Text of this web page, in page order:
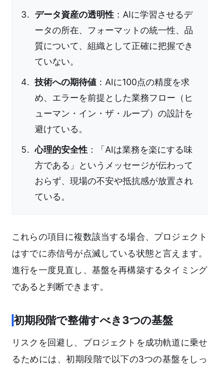
データ資産の透明性 ：AIに学習させるデ
ータの所在、フォーマットの統一性、品
質について、組織として正確に把握でき
ていない。
技術への期待値 ：AIに100点の精度を求
め、エラーを前提とした業務フロー（ヒ
ューマン・イン・ザ・ループ）の設計を
避けている。
心理的安全性 ：「AIは業務を楽にする味
方である」というメッセージが伝わって
おらず、現場の不安や抵抗感が放置され
ている。
これらの項目に複数該当する場合、プロジェクト
はすでに赤信号が点滅している状態と言えます。
進行を一度見直し、基盤を再構築するタイミング
であると判断できます。
初期段階で整備すべき3つの基盤
リスクを回避し、プロジェクトを成功軌道に乗せ
るためには、初期段階で以下の3つの基盤をしっ